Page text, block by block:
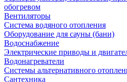
обогревом
Вентиляторы
Система водяного отопления
Оборудование для сауны (бани)
Водоснабжение
Электрические приводы и
Водонагреватели
Системы альтернативного
Сантехника